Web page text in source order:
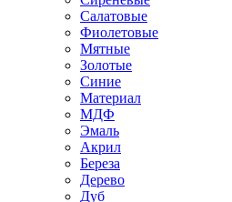
Салатовые
Фиолетовые
Мятные
Золотые
Синие
Материал
МДФ
Эмаль
Акрил
Береза
Дерево
Дуб